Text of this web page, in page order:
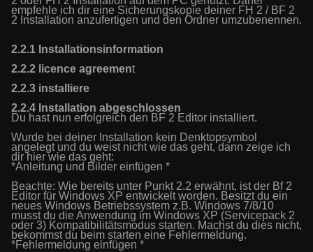
empfehle ich dir eine Sicherungskopie deiner FH 2 / BF 2
2 Installation anzufertigen und den Ordner umzubenennen.
2.2.1 Installationsinformation
2.2.2 licence agreement
2.2.3 installiere
2.2.4 Installation abgeschlossen
Du hast nun erfolgreich den BF 2 Editor installiert.
Wurde bei deiner Installation kein Denktopsymbol
angelegt und du weist nicht wie das geht, dann zeige ich
dir hier wie das geht:
*Anleitung und Bilder einfügen *
Beachte: Wie bereits unter Punkt 2.2 erwähnt, ist der Bf 2
Editor für Windows XP entwickelt worden. Besitzt du ein
neues Windows Betriebssystem z.B. Windows 7/8/10
musst du die Anwendung im Windows XP (Servicepack 2
oder 3) Kompatibilitätsmodus starten. Machst du dies nicht,
bekommst du beim starten eine Fehlermeldung.
*Fehlermeldung einfügen *